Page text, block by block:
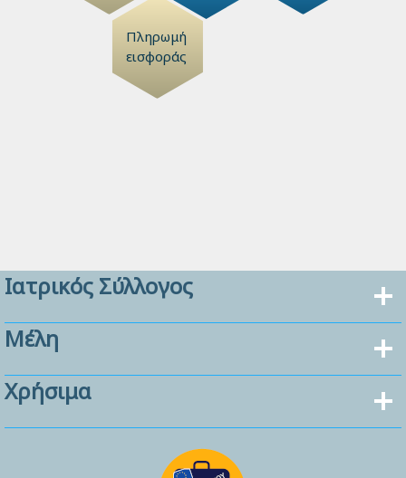
Πληρωμή
εισφοράς
Ιατρικός Σύλλογος
Μέλη
Χρήσιμα